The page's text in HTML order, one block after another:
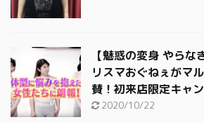
【魅惑の変身 やらな
リスマおぐねぇがマ
賛！初来店限定キャ
2020/10/22